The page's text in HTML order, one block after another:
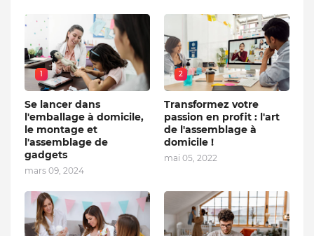
1
Se lancer dans
l'emballage à domicile,
le montage et
l'assemblage de
gadgets
mars 09, 2024
2
Transformez votre
passion en profit : l'art
de l'assemblage à
domicile !
mai 05, 2022